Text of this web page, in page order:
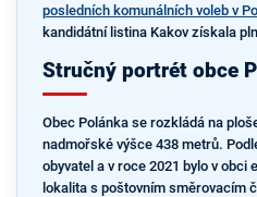
posledních komunálních voleb v
kandidátní listina Kakov získala
Stručný portrét obce
Obec Polánka se rozkládá na
nadmořské výšce 438 metrů.
obyvatel a v roce 2021 bylo v obci
lokalita s poštovním směrovacím